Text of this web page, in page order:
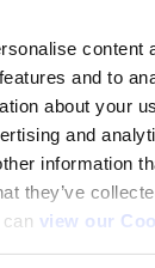
content
and to
about your
and
information
they’ve
view our
alternativa
freemium;
um
uma porta
se
– como a